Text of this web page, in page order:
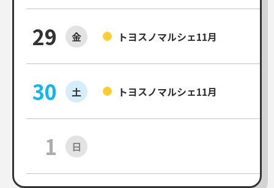
29 金 トヨスノマルシェ11月
30 土 トヨスノマルシェ11月
1 日